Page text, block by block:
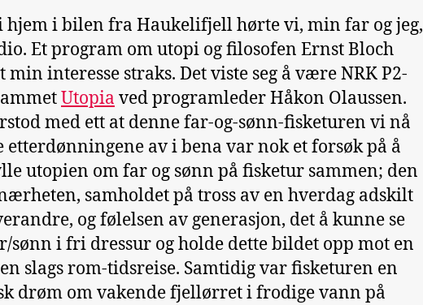
hjem i bilen fra Haukelifjell hørte vi, min far og jeg,
Et program om utopi og filosofen Ernst Bloch
min interesse straks. Det viste seg å være NRK P2-
Utopia ved programleder Håkon Olaussen.
med ett at denne far-og-sønn-fisketuren vi nå
etterdønningene av i bena var nok et forsøk på å
utopien om far og sønn på fisketur sammen; den
samholdet på tross av en hverdag adskilt
og følelsen av generasjon, det å kunne se
sønn i fri dressur og holde dette bildet opp mot en
slags rom-tidsreise. Samtidig var fisketuren en
drøm om vakende fjellørret i frodige vann på